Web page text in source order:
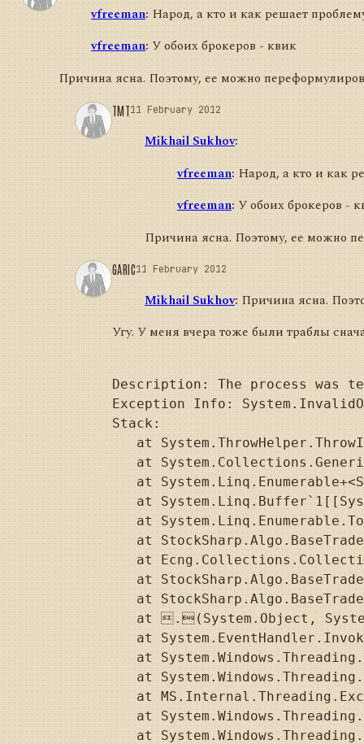
vfreeman: Народ, а кто и как решает
vfreeman: У обоих брокеров - квик
Причина ясна. Поэтому, ее можно
TMT11 February 2012
Mikhail Sukhov:
vfreeman: Народ, а кто и как
vfreeman: У обоих брокеров -
Причина ясна. Поэтому, ее можно
GARIC11 February 2012
Mikhail Sukhov: Причина ясна.
Угу. У меня вчера тоже были траблы
Description: The process was
Exception Info:
Stack:
at
at
at
at
at
at
at
at
at
at .(System.Object,
at
at
at
at
at
at